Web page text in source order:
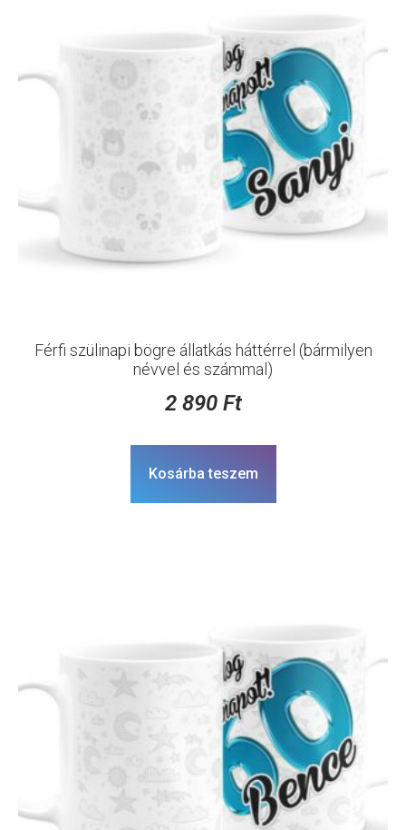
Férfi szülinapi bögre állatkás háttérrel (bármilyen
névvel és számmal)
2 890 Ft
Kosárba teszem